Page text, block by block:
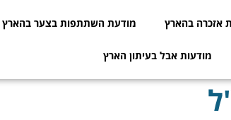
אזכרה בהארץ מודעת השתתפות בצער בהארץ
מודעות אבל בעיתון הארץ